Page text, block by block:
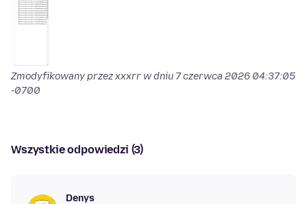
Zmodyfikowany przez xxxrr w dniu 7 czerwca 2026 04:37:05
-0700
Wszystkie odpowiedzi (3)
Denys